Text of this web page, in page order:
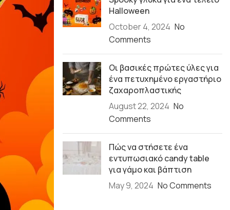
Halloween
October 4, 2024 No
Comments
Οι βασικές πρώτες ύλες για
ένα πετυχημένο εργαστήριο
ζαχαροπλαστικής
August 22, 2024 No
Comments
Πώς να στήσετε ένα
εντυπωσιακό candy table
για γάμο και βάπτιση
May 9, 2024 No Comments